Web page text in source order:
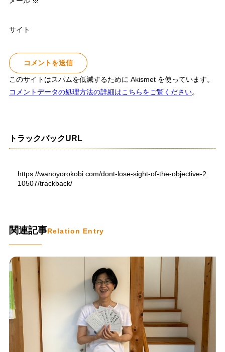
サイト
このサイトはスパムを低減するために Akismet を使っています。
コメントデータの処理方法の詳細はこちらをご覧ください。
トラックバックURL
https://wanoyorokobi.com/dont-lose-sight-of-the-objective-2
10507/trackback/
関連記事Relation Entry